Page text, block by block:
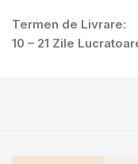
Termen de Livrare:
10 – 21 Zile